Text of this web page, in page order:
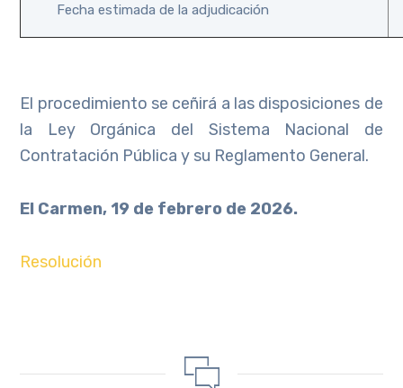
Fecha estimada de la adjudicación
El procedimiento se ceñirá a las disposiciones de
la Ley Orgánica del Sistema Nacional de
Contratación Pública y su Reglamento General.
El Carmen, 19 de febrero de 2026.
Resolución